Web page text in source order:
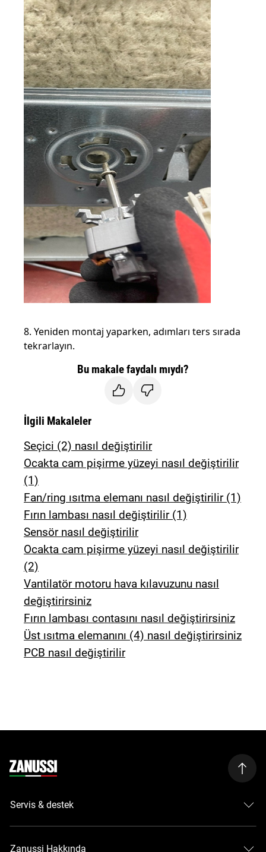
8. Yeniden montaj yaparken, adımları ters sırada
tekrarlayın.
Bu makale faydalı mıydı?
İlgili Makaleler
Seçici (2) nasıl değiştirilir
Ocakta cam pişirme yüzeyi nasıl değiştirilir
(1)
Fan/ring ısıtma elemanı nasıl değiştirilir (1)
Fırın lambası nasıl değiştirilir (1)
Sensör nasıl değiştirilir
Ocakta cam pişirme yüzeyi nasıl değiştirilir
(2)
Vantilatör motoru hava kılavuzunu nasıl
değiştirirsiniz
Fırın lambası contasını nasıl değiştirirsiniz
Üst ısıtma elemanını (4) nasıl değiştirirsiniz
PCB nasıl değiştirilir
Servis & destek
Zanussi Hakkında